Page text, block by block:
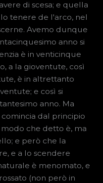
di scesa; e quella
tenere de l'arco, nel
Avemo dunque
anno si
è in venticinque
a la gioventute, così
è in altrettanto
e così si
anno. Ma
dal principio
che detto è, ma
e però che la
e a lo scendere
è menomato, e
(non però in